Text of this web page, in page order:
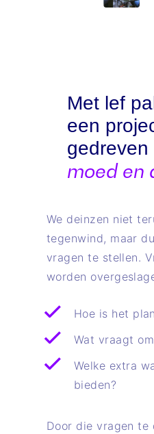
Met lef
een
gedreven
moed en
We deinzen niet
tegenwind, maar
vragen te stellen.
worden
Hoe is het
Wat vraagt
Welke extra
bieden?
Door die vragen te